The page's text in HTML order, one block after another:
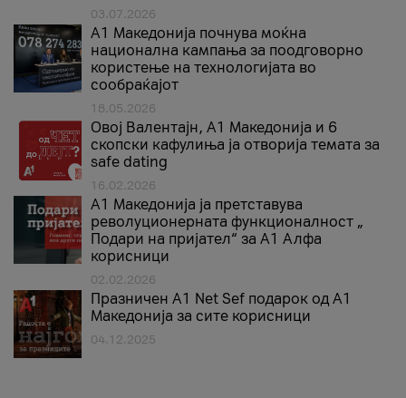
03.07.2026
A1 Македонија почнува моќна
национална кампања за поодговорно
користење на технологијата во
сообраќајот
18.05.2026
Овој Валентајн, A1 Македонија и 6
скопски кафулиња ја отворија темата за
safe dating
16.02.2026
А1 Македонија ја претставува
револуционерната функционалност „
Подари на пријател“ за А1 Алфа
корисници
02.02.2026
Празничен A1 Net Sеf подарок од А1
Македонија за сите корисници
04.12.2025